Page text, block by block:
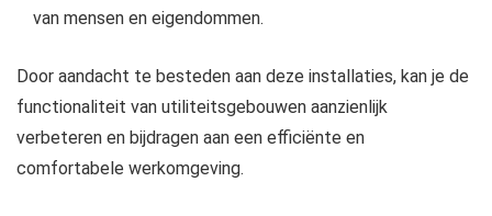
van mensen en eigendommen.
Door aandacht te besteden aan deze installaties, kan je de
functionaliteit van utiliteitsgebouwen aanzienlijk
verbeteren en bijdragen aan een efficiënte en
comfortabele werkomgeving.